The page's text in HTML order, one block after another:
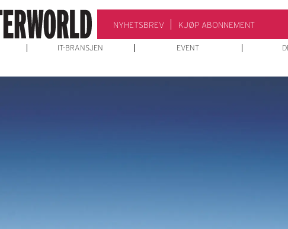
NYHETSBREV KJØP ABONNEMENT
IT-BRANSJEN EVENT